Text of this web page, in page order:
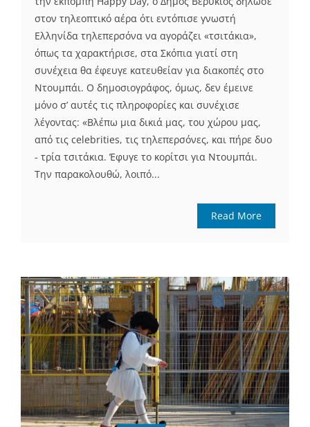
στον τηλεοπτικό αέρα ότι εντόπισε γνωστή
Ελληνίδα τηλεπερσόνα να αγοράζει «τσιτάκια»,
όπως τα χαρακτήρισε, στα Σκόπια γιατί στη
συνέχεια θα έφευγε κατευθείαν για διακοπές στο
Ντουμπάι. Ο δημοσιογράφος, όμως, δεν έμεινε
μόνο σ’ αυτές τις πληροφορίες και συνέχισε
λέγοντας: «Βλέπω μια δικιά μας, του χώρου μας,
από τις celebrities, τις τηλεπερσόνες, και πήρε δυο
- τρία τσιτάκια. Έφυγε το κορίτσι για Ντουμπάι.
Την παρακολουθώ, λοιπό...
Read More